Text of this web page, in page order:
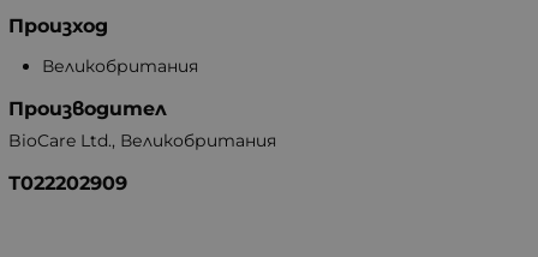
Произход
Великобритания
Производител
BioCare Ltd., Великобритания
Т022202909